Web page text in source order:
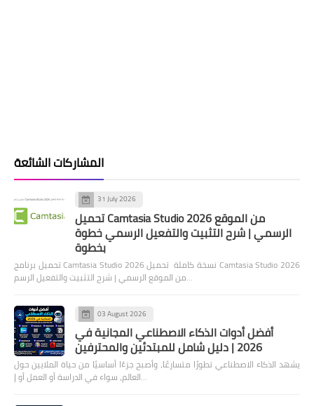
المشاركات الشائعة
31 July 2026
تحميل Camtasia Studio 2026 من الموقع
الرسمي | شرح التثبيت والتفعيل الرسمي خطوة
بخطوة
تحميل برنامج Camtasia Studio 2026 نسخة كاملة تحميل Camtasia Studio 2026
من الموقع الرسمي | شرح التثبيت والتفعيل الرسم…
03 August 2026
أفضل أدوات الذكاء الاصطناعي المجانية في
2026 | دليل شامل للمبتدئين والمحترفين
يشهد الذكاء الاصطناعي تطورًا متسارعًا، وأصبح جزءًا أساسيًا من حياة الملايين حول
العالم، سواء في الدراسة أو العمل أو إ…